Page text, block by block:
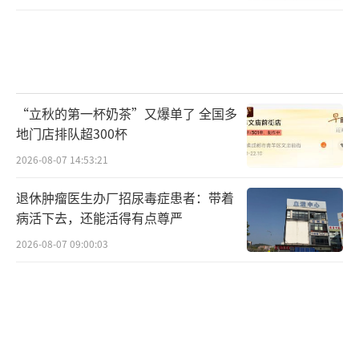
帮扶的对象究竟是什么情况的老人；二是服务
数量与服务质量，从无到有、到齐头并进的发
展问题。由点及面丰富服务内容：先要有，再
已经有了一些试点和探索，未来如何由点及面
覆盖超一亿多独居的空巢老人？”三是中国特
色、中国优势、中国经验与开放视野博采众
“立秋的第一杯奶茶”又爆单了 全国多
地门店排队超300杯
2026-08-07 14:53:21
退休肿瘤医生办厂招尿毒症患者：带着
病活下去，还能活得有点尊严
2026-08-07 09:00:03